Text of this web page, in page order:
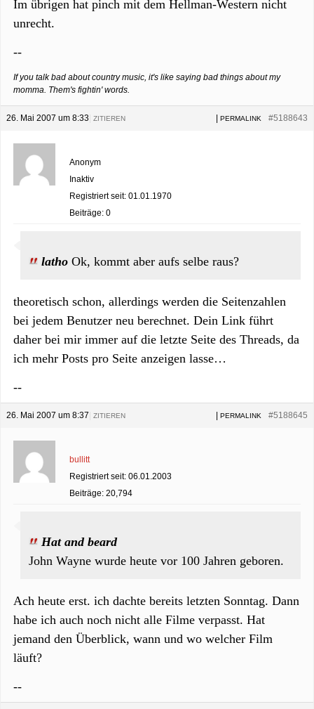
Im übrigen hat pinch mit dem Hellman-Western nicht
unrecht.
--
If you talk bad about country music, it's like saying bad things about my
momma. Them's fightin' words.
26. Mai 2007 um 8:33 #5188643
PERMALINK
ZITIEREN
Anonym
Inaktiv
Registriert seit: 01.01.1970
Beiträge: 0
latho Ok, kommt aber aufs selbe raus?
theoretisch schon, allerdings werden die Seitenzahlen
bei jedem Benutzer neu berechnet. Dein Link führt
daher bei mir immer auf die letzte Seite des Threads, da
ich mehr Posts pro Seite anzeigen lasse…
--
26. Mai 2007 um 8:37 #5188645
PERMALINK
ZITIEREN
bullitt
Registriert seit: 06.01.2003
Beiträge: 20,794
Hat and beard
John Wayne wurde heute vor 100 Jahren geboren.
Ach heute erst. ich dachte bereits letzten Sonntag. Dann
habe ich auch noch nicht alle Filme verpasst. Hat
jemand den Überblick, wann und wo welcher Film
läuft?
--